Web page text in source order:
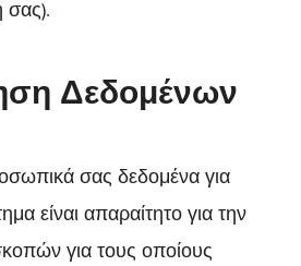
σας).
Δεδομένων
σας δεδομένα για
είναι απαραίτητο για την
για τους οποίους